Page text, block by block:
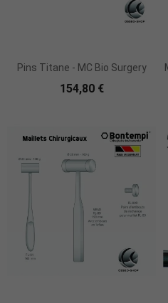
Pins Titane - MC Bio Surgery
154,80 €